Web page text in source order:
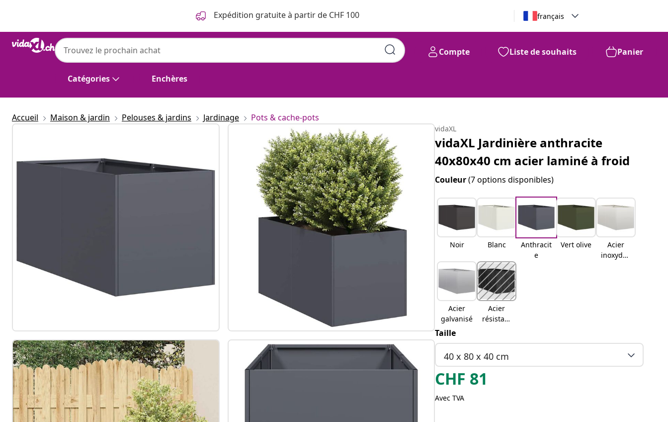
Expédition gratuite à partir de CHF 100 français
Catégories Enchères
Compte Liste de souhaits Panier
Accueil Maison & jardin Pelouses & jardins Jardinage Pots & cache-pots
vidaXL
vidaXL Jardinière anthracite
40x80x40 cm acier laminé à froid
Couleur(7 options disponibles)
Noir Blanc
Anthracit
e
Vert olive
Acier
inoxydab
Acier
galvanisé
Acier
résistant
Taille
40 x 80 x 40 cm
CHF 81
Avec TVA